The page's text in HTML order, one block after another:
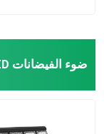
منتجات
ضوء الفيضانات LED في الهواء الطلق